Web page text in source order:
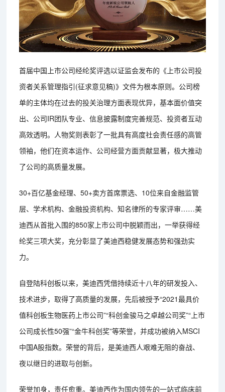
首届中国上市公司经纶奖评选以证监会发布的《上市公司投
资者关系管理指引(征求意见稿)》文件为根本原则。公司榜
单的主体均在过去的投关治理方面表现优异，基本面价值突
出、公司IR团队专业、信息披露制度完善规范、投资者互动
高效透明。人物奖则表彰了一批具有高度社会责任感的高管
领袖，他们在资本运作、公司经营方面贡献显著，极大推动
了公司的高质量发展。
30+百亿基金经理、50+卖方首席票选、10位来自金融监管
层、学术机构、金融投资机构、知名律所的专家评审……美
迪西从首批入围的850家上市公司中脱颖而出，一举获得经
纶奖三项大奖，充分彰显了美迪西稳健发展态势和强劲实
力。
自登陆科创板以来，美迪西凭借持续近十八年的研发投入、
技术进步，取得了高质量的发展，先后被授予“2021最具价
值科创板生物医药上市公司”“科创金骏马之卓越公司奖”“上市
公司成长性50强”“金牛科创奖”等荣誉，并成功被纳入MSCI
中国A股指数。荣誉的背后，是美迪西人艰难无阻的奋战、
夜以继日的进取与创新。
荣誉加身，责任愈重。美迪西作为国内领先的一站式临床前